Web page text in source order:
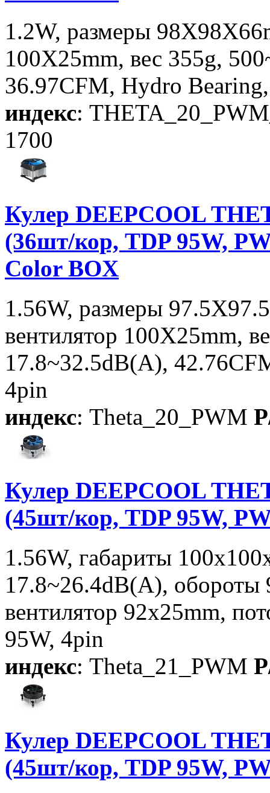
1.2W, размеры
100X25mm, вес 355g,
36.97CFM, Hydro
индекс:
1700
Кулер DEEPCOOL
(36шт/кор, TDP 95W,
Color BOX
1.56W, размеры
вентилятор 100X25mm,
17.8~32.5dB(A),
4pin
индекс: Theta_20_PWM
Кулер DEEPCOOL
(45шт/кор, TDP 95W,
1.56W, габариты
17.8~26.4dB(A), обороты
вентилятор 92x25mm,
95W, 4pin
индекс: Theta_21_PWM
Кулер DEEPCOOL
(45шт/кор, TDP 95W,